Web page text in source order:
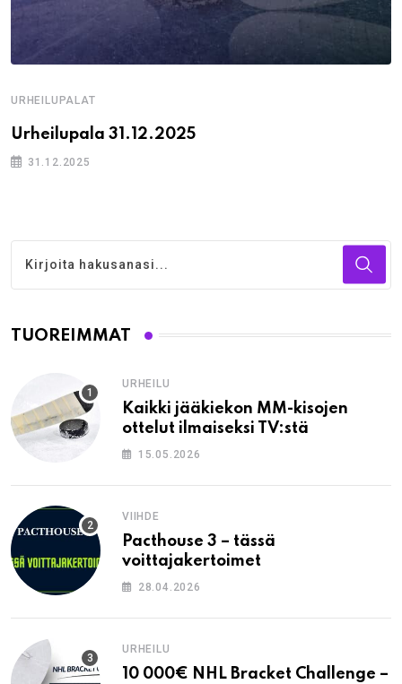
URHEILUPALAT
Urheilupala 31.12.2025
31.12.2025
TUOREIMMAT
URHEILU
Kaikki jääkiekon MM-kisojen
ottelut ilmaiseksi TV:stä
15.05.2026
VIIHDE
Pacthouse 3 – tässä
voittajakertoimet
28.04.2026
URHEILU
10 000€ NHL Bracket Challenge –